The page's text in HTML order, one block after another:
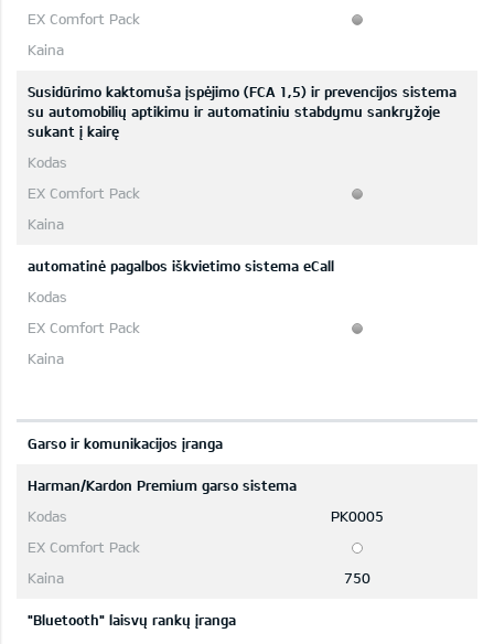
Susidūrimo kaktomuša įspėjimo (FCA 1,5) ir prevencijos sistema
su automobilių aptikimu ir automatiniu stabdymu sankryžoje
sukant į kairę
automatinė pagalbos iškvietimo sistema eCall
Garso ir komunikacijos įranga
Harman/Kardon Premium garso sistema
PK0005
750
"Bluetooth" laisvų rankų įranga